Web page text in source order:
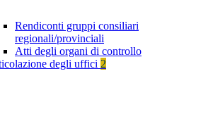
Rendiconti gruppi consiliari
regionali/provinciali
Atti degli organi di controllo
degli uffici 2